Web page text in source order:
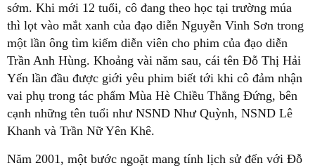
sớm. Khi mới 12 tuổi, cô đang theo học tại trường múa
thì lọt vào mắt xanh của đạo diễn Nguyễn Vinh Sơn trong
một lần ông tìm kiếm diễn viên cho phim của đạo diễn
Trần Anh Hùng. Khoảng vài năm sau, cái tên Đỗ Thị Hải
Yến lần đầu được giới yêu phim biết tới khi cô đảm nhận
vai phụ trong tác phẩm Mùa Hè Chiều Thẳng Đứng, bên
cạnh những tên tuổi như NSND Như Quỳnh, NSND Lê
Khanh và Trần Nữ Yên Khê.
Năm 2001, một bước ngoặt mang tính lịch sử đến với Đỗ